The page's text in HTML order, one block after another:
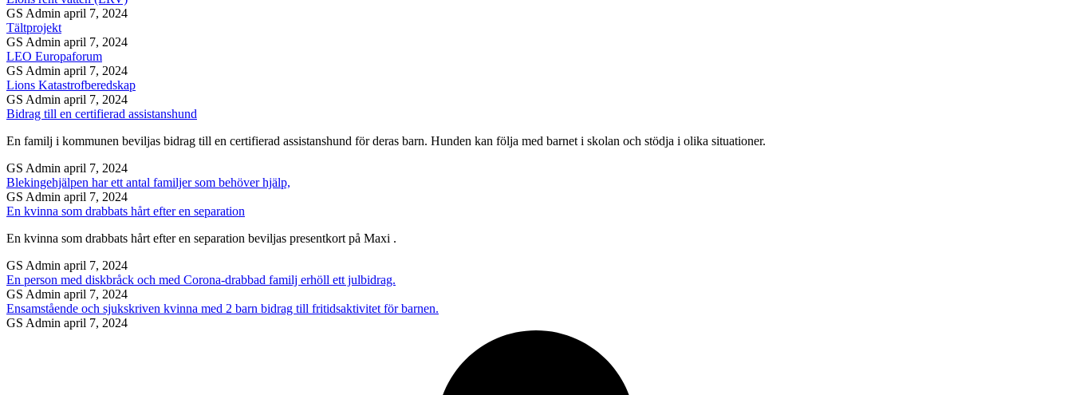
GS Admin april 7, 2024
Tältprojekt
GS Admin april 7, 2024
LEO Europaforum
GS Admin april 7, 2024
Lions Katastrofberedskap
GS Admin april 7, 2024
Bidrag till en certifierad assistanshund
En familj i kommunen beviljas bidrag till en certifierad assistanshund för deras barn. Hunden kan följa med barnet i skolan och stödja i olika situationer.
GS Admin april 7, 2024
Blekingehjälpen har ett antal familjer som behöver hjälp,
GS Admin april 7, 2024
En kvinna som drabbats hårt efter en separation
En kvinna som drabbats hårt efter en separation beviljas presentkort på Maxi .
GS Admin april 7, 2024
En person med diskbråck och med Corona-drabbad familj erhöll ett julbidrag.
GS Admin april 7, 2024
Ensamstående och sjukskriven kvinna med 2 barn bidrag till fritidsaktivitet för barnen.
GS Admin april 7, 2024